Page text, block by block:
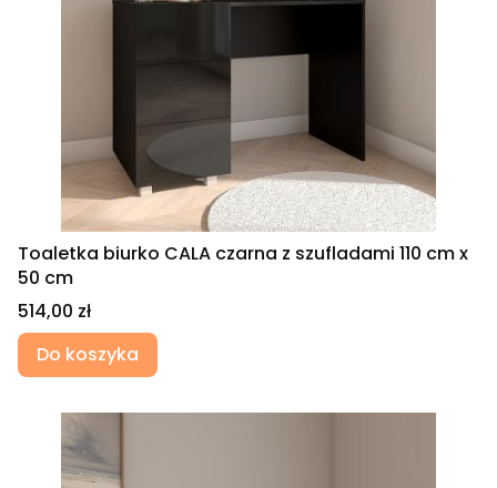
Toaletka biurko CALA czarna z szufladami 110 cm x
50 cm
Cena
514,00 zł
Do koszyka